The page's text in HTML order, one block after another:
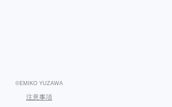
©EMIKO YUZAWA
注意事項